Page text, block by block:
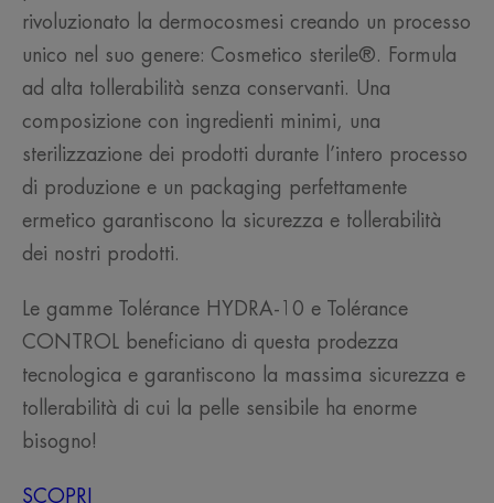
rivoluzionato la dermocosmesi creando un processo
unico nel suo genere: Cosmetico sterile®. Formula
ad alta tollerabilità senza conservanti. Una
composizione con ingredienti minimi, una
sterilizzazione dei prodotti durante l’intero processo
di produzione e un packaging perfettamente
ermetico garantiscono la sicurezza e tollerabilità
dei nostri prodotti.
Le gamme Tolérance HYDRA-10 e Tolérance
CONTROL beneficiano di questa prodezza
tecnologica e garantiscono la massima sicurezza e
tollerabilità di cui la pelle sensibile ha enorme
bisogno!
SCOPRI